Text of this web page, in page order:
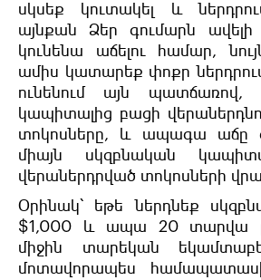
սկսեք կուտակել և
այնքան Ձեր գումարն
կունենա աճելու համար,
ամիս կատարեք փոքր
ունենում այն պատճառով,
կապիտալից բացի
տոկոսները, և ապագա աճը
միայն սկզբնական
վերաներդրված տոկոսների
Օրինակ՝ եթե ներդնեք
$1,000 և ապա 20 տարվա
միջին տարեկան
մոտավորապես